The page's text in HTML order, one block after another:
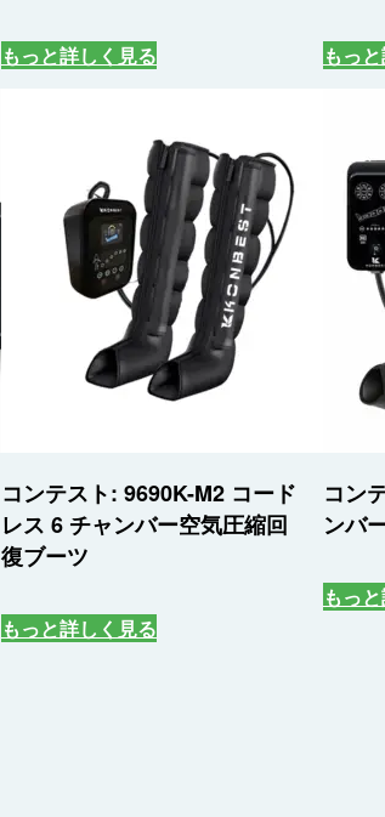
もっと詳しく見る もっ
コンテスト: 9690K-M2 コード
レス 6 チャンバー空気圧縮回
復ブーツ
もっと詳しく見る
コン
ンバ
もっ